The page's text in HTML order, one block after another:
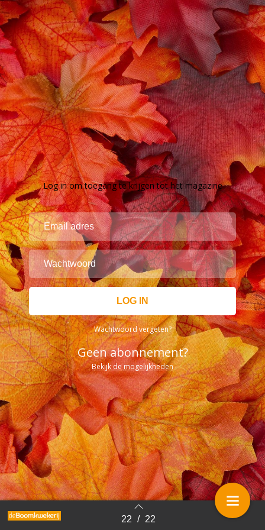
Terug naar overzicht 22 / 22
Log in om toegang te krijgen tot het magazine
Wachtwoord vergeten?
Geen abonnement?
Bekijk de mogelijkheden